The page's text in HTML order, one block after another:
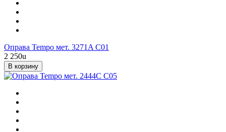
Оправа Tempo мет. 3271A С01
2 250u
В корзину